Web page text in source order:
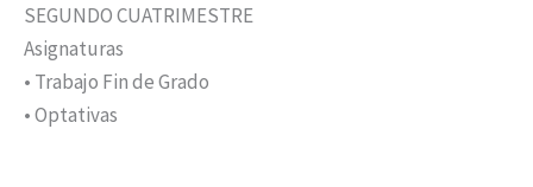
SEGUNDO CUATRIMESTRE
Asignaturas
• Trabajo Fin de Grado
• Optativas